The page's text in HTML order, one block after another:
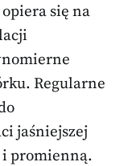
się na
Regularne
jaśniejszej
i promienną.